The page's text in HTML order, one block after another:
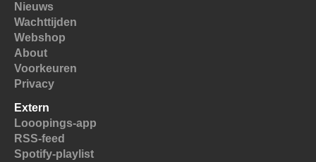
Nieuws
Wachttijden
Webshop
About
Voorkeuren
Privacy
Extern
Looopings-app
RSS-feed
Spotify-playlist